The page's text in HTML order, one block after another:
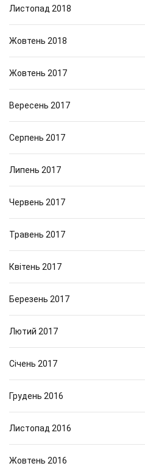
Листопад 2018
Жовтень 2018
Жовтень 2017
Вересень 2017
Серпень 2017
Липень 2017
Червень 2017
Травень 2017
Квітень 2017
Березень 2017
Лютий 2017
Січень 2017
Грудень 2016
Листопад 2016
Жовтень 2016